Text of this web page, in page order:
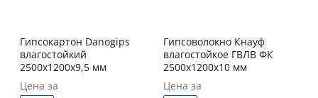
Гипсокартон Danogips
влагостойкий
2500х1200х9,5 мм
Цена за
Гипсоволокно Кнауф
влагостойкое ГВЛВ ФК
2500х1200х10 мм
Цена за